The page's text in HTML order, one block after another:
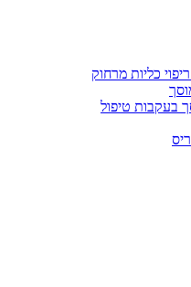
כליות מרחוק
בעקבות טיפול